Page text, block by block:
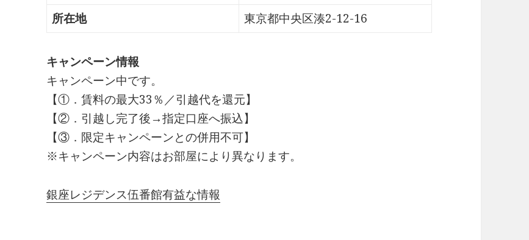
所在地
東京都中央区湊2-12-16
キャンペーン情報
キャンペーン中です。
【①．賃料の最大33％／引越代を還元】
【②．引越し完了後→指定口座へ振込】
【③．限定キャンペーンとの併用不可】
※キャンペーン内容はお部屋により異なります。
銀座レジデンス伍番館有益な情報